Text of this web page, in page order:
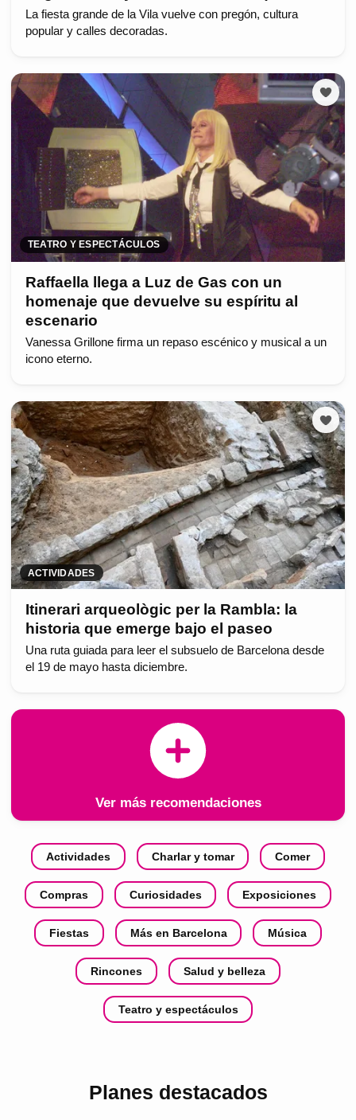
La fiesta grande de la Vila vuelve con pregón, cultura
popular y calles decoradas.
TEATRO Y ESPECTÁCULOS
Raffaella llega a Luz de Gas con un
homenaje que devuelve su espíritu al
escenario
Vanessa Grillone firma un repaso escénico y musical a un
icono eterno.
ACTIVIDADES
Itinerari arqueològic per la Rambla: la
historia que emerge bajo el paseo
Una ruta guiada para leer el subsuelo de Barcelona desde
el 19 de mayo hasta diciembre.
Ver más recomendaciones
Actividades Charlar y tomar Comer
Compras Curiosidades Exposiciones
Fiestas Más en Barcelona Música
Rincones Salud y belleza
Teatro y espectáculos
Planes destacados